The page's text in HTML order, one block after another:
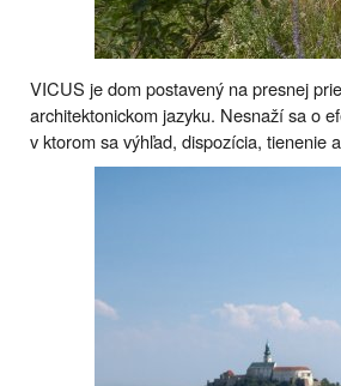
VICUS je dom postavený na presnej
architektonickom jazyku. Nesnaží sa o
v ktorom sa výhľad, dispozícia, tienenie